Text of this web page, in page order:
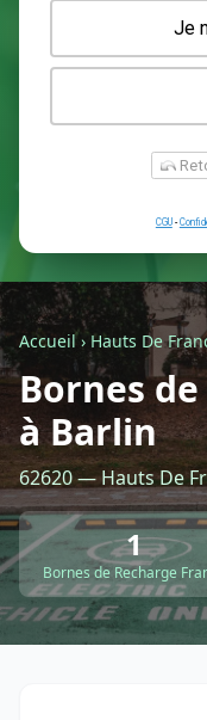
Une
Accueil› Hauts De
Bornes
à Barlin
62620 — Hauts De
1
Bornes de Recharge